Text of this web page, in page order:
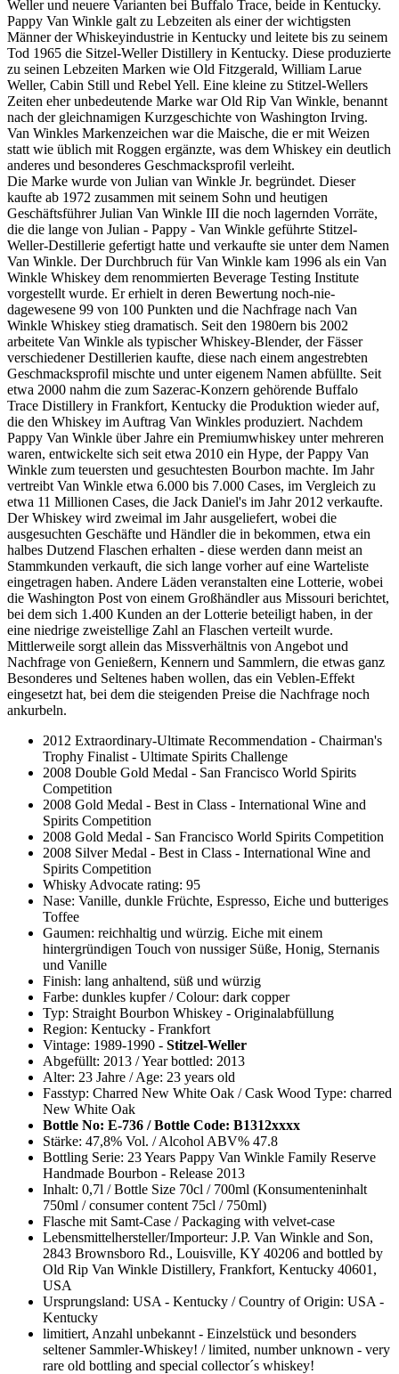
Weller und neuere Varianten bei Buffalo Trace, beide in Kentucky.
Pappy Van Winkle galt zu Lebzeiten als einer der wichtigsten
Männer der Whiskeyindustrie in Kentucky und leitete bis zu seinem
Tod 1965 die Sitzel-Weller Distillery in Kentucky. Diese produzierte
zu seinen Lebzeiten Marken wie Old Fitzgerald, William Larue
Weller, Cabin Still und Rebel Yell. Eine kleine zu Stitzel-Wellers
Zeiten eher unbedeutende Marke war Old Rip Van Winkle, benannt
nach der gleichnamigen Kurzgeschichte von Washington Irving.
Van Winkles Markenzeichen war die Maische, die er mit Weizen
statt wie üblich mit Roggen ergänzte, was dem Whiskey ein deutlich
anderes und besonderes Geschmacksprofil verleiht.
Die Marke wurde von Julian van Winkle Jr. begründet. Dieser
kaufte ab 1972 zusammen mit seinem Sohn und heutigen
Geschäftsführer Julian Van Winkle III die noch lagernden Vorräte,
die die lange von Julian - Pappy - Van Winkle geführte Stitzel-
Weller-Destillerie gefertigt hatte und verkaufte sie unter dem Namen
Van Winkle. Der Durchbruch für Van Winkle kam 1996 als ein Van
Winkle Whiskey dem renommierten Beverage Testing Institute
vorgestellt wurde. Er erhielt in deren Bewertung noch-nie-
dagewesene 99 von 100 Punkten und die Nachfrage nach Van
Winkle Whiskey stieg dramatisch. Seit den 1980ern bis 2002
arbeitete Van Winkle als typischer Whiskey-Blender, der Fässer
verschiedener Destillerien kaufte, diese nach einem angestrebten
Geschmacksprofil mischte und unter eigenem Namen abfüllte. Seit
etwa 2000 nahm die zum Sazerac-Konzern gehörende Buffalo
Trace Distillery in Frankfort, Kentucky die Produktion wieder auf,
die den Whiskey im Auftrag Van Winkles produziert. Nachdem
Pappy Van Winkle über Jahre ein Premiumwhiskey unter mehreren
waren, entwickelte sich seit etwa 2010 ein Hype, der Pappy Van
Winkle zum teuersten und gesuchtesten Bourbon machte. Im Jahr
vertreibt Van Winkle etwa 6.000 bis 7.000 Cases, im Vergleich zu
etwa 11 Millionen Cases, die Jack Daniel's im Jahr 2012 verkaufte.
Der Whiskey wird zweimal im Jahr ausgeliefert, wobei die
ausgesuchten Geschäfte und Händler die in bekommen, etwa ein
halbes Dutzend Flaschen erhalten - diese werden dann meist an
Stammkunden verkauft, die sich lange vorher auf eine Warteliste
eingetragen haben. Andere Läden veranstalten eine Lotterie, wobei
die Washington Post von einem Großhändler aus Missouri berichtet,
bei dem sich 1.400 Kunden an der Lotterie beteiligt haben, in der
eine niedrige zweistellige Zahl an Flaschen verteilt wurde.
Mittlerweile sorgt allein das Missverhältnis von Angebot und
Nachfrage von Genießern, Kennern und Sammlern, die etwas ganz
Besonderes und Seltenes haben wollen, das ein Veblen-Effekt
eingesetzt hat, bei dem die steigenden Preise die Nachfrage noch
ankurbeln.
2012 Extraordinary-Ultimate Recommendation - Chairman's
Trophy Finalist - Ultimate Spirits Challenge
2008 Double Gold Medal - San Francisco World Spirits
Competition
2008 Gold Medal - Best in Class - International Wine and
Spirits Competition
2008 Gold Medal - San Francisco World Spirits Competition
2008 Silver Medal - Best in Class - International Wine and
Spirits Competition
Whisky Advocate rating: 95
Nase: Vanille, dunkle Früchte, Espresso, Eiche und butteriges
Toffee
Gaumen: reichhaltig und würzig. Eiche mit einem
hintergründigen Touch von nussiger Süße, Honig, Sternanis
und Vanille
Finish: lang anhaltend, süß und würzig
Farbe: dunkles kupfer / Colour: dark copper
Typ: Straight Bourbon Whiskey - Originalabfüllung
Region: Kentucky - Frankfort
Vintage: 1989-1990 - Stitzel-Weller
Abgefüllt: 2013 / Year bottled: 2013
Alter: 23 Jahre / Age: 23 years old
Fasstyp: Charred New White Oak / Cask Wood Type: charred
New White Oak
Bottle No: E-736 / Bottle Code: B1312xxxx
Stärke: 47,8% Vol. / Alcohol ABV% 47.8
Bottling Serie: 23 Years Pappy Van Winkle Family Reserve
Handmade Bourbon - Release 2013
Inhalt: 0,7l / Bottle Size 70cl / 700ml (Konsumenteninhalt
750ml / consumer content 75cl / 750ml)
Flasche mit Samt-Case / Packaging with velvet-case
Lebensmittelhersteller/Importeur: J.P. Van Winkle and Son,
2843 Brownsboro Rd., Louisville, KY 40206 and bottled by
Old Rip Van Winkle Distillery, Frankfort, Kentucky 40601,
USA
Ursprungsland: USA - Kentucky / Country of Origin: USA -
Kentucky
limitiert, Anzahl unbekannt - Einzelstück und besonders
seltener Sammler-Whiskey! / limited, number unknown - very
rare old bottling and special collector´s whiskey!